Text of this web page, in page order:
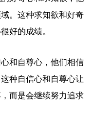
。这种求知欲和好奇
好的成绩。
和自尊心，他们相信
种自信心和自尊心让
而是会继续努力追求